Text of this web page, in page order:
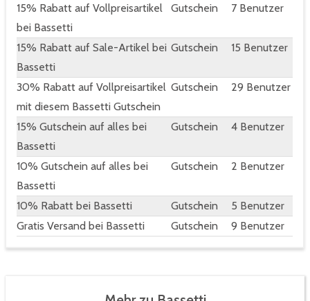
15% Rabatt auf Vollpreisartikel
bei Bassetti
Gutschein 7 Benutzer
15% Rabatt auf Sale-Artikel bei
Bassetti
Gutschein 15 Benutzer
30% Rabatt auf Vollpreisartikel
mit diesem Bassetti Gutschein
Gutschein 29 Benutzer
15% Gutschein auf alles bei
Bassetti
Gutschein 4 Benutzer
10% Gutschein auf alles bei
Bassetti
Gutschein 2 Benutzer
10% Rabatt bei Bassetti Gutschein
5 Benutzer
Gratis Versand bei Bassetti
Gutschein 9 Benutzer